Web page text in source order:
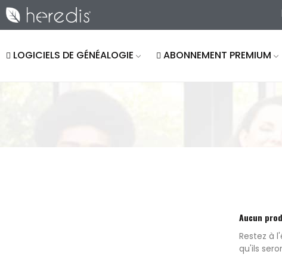
LOGICIELS DE GÉNÉALOGIE ABONNEMENT PREMIUM
Aucun
Restez à
qu'ils